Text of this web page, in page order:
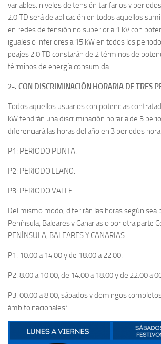
variables: niveles de tensión tarifarios y
2.0 TD será de aplicación en todos aquellos
en redes de tensión no superior a 1 kV con
iguales o inferiores a 15 kW en todos los
peajes 2.0 TD constarán de 2 términos de
términos de energía consumida.
2-. CON DISCRIMINACIÓN HORARIA DE TRES
Todos aquellos usuarios con potencias
kW tendrán una discriminación horaria de 3
diferenciará las horas del año en 3 periodos
P1: PERIODO PUNTA.
P2: PERIODO LLANO.
P3: PERIODO VALLE.
Del mismo modo, diferirán las horas según sea
Península, Baleares y Canarias o por otra parte
PENÍNSULA, BALEARES Y CANARIAS
P1: 10:00 a 14:00 y de 18:00 a 22:00.
P2: 8:00 a 10:00, de 14:00 a 18:00 y de 22:00 a
P3: 00:00 a 8:00, sábados y domingos
ámbito nacionales*.